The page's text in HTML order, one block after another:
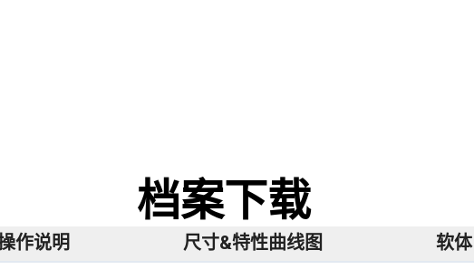
档案下载
作说明 尺寸&特性曲线图 软体